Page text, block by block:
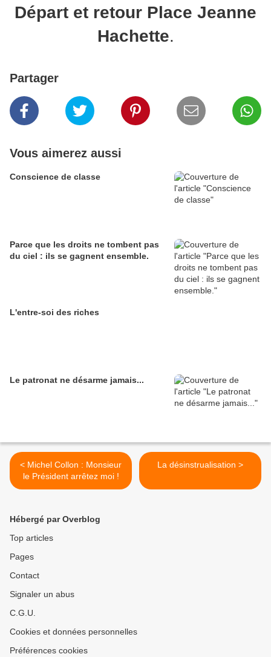
Départ et retour Place Jeanne
Hachette.
Partager
Vous aimerez aussi
Conscience de classe
Parce que les droits ne tombent pas
du ciel : ils se gagnent ensemble.
L'entre-soi des riches
Le patronat ne désarme jamais...
< Michel Collon : Monsieur
le Président arrêtez moi !
La désinstrualisation >
Hébergé par Overblog
Top articles
Pages
Contact
Signaler un abus
C.G.U.
Cookies et données personnelles
Préférences cookies